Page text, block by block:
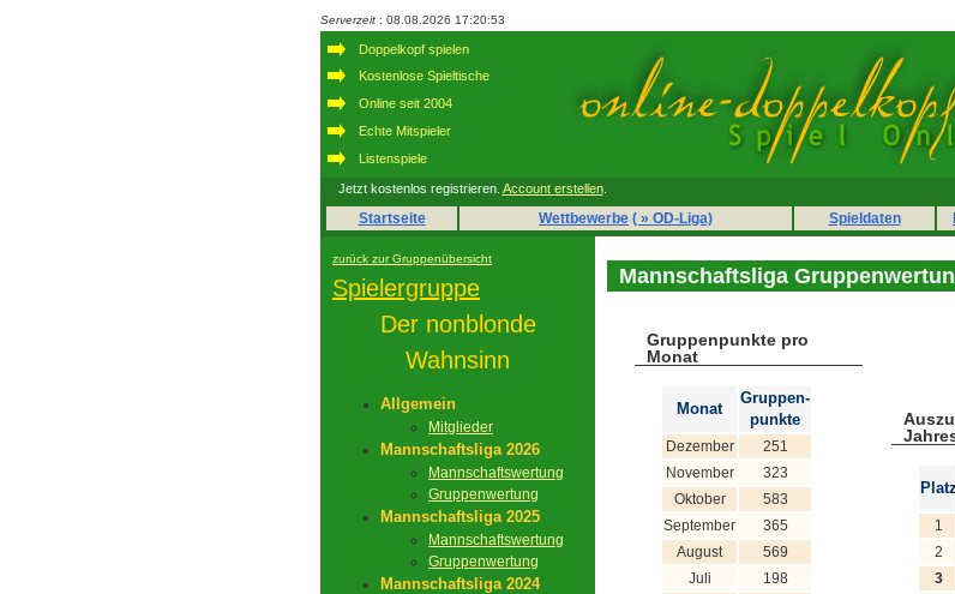
Serverzeit : 08.08.2026 17:20:53
Doppelkopf spielen
Kostenlose Spieltische
Online seit 2004
Echte Mitspieler
Listenspiele
Jetzt kostenlos registrieren. Account erstellen.
Startseite Wettbewerbe ( » OD-Liga) Spieldaten
zurück zur Gruppenübersicht
Spielergruppe
Der nonblonde
Wahnsinn
Allgemein
Mitglieder
Mannschaftsliga 2026
Mannschaftswertung
Gruppenwertung
Mannschaftsliga 2025
Mannschaftswertung
Gruppenwertung
Mannschaftsliga 2024
Mannschaftsliga
Gruppenpunkte pro
Monat
Monat
Gruppen-
punkte
Dezember
251
November
323
Oktober
583
September
365
August
569
Juli
198
Platz
1
2
3